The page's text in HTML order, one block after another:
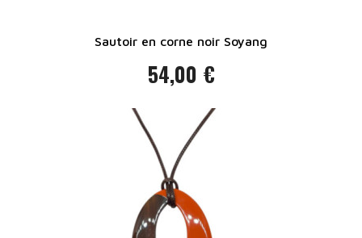
Sautoir en corne noir Soyang
Prix
54,00 €